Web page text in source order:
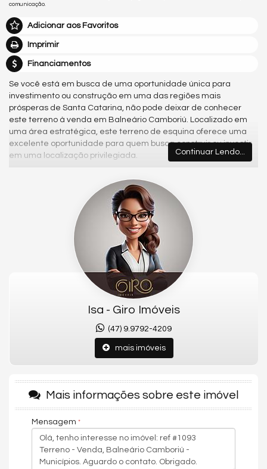
comunicação.
Adicionar aos Favoritos
Imprimir
Financiamentos
Se você está em busca de uma oportunidade única para
investimento ou construção em uma das regiões mais
prósperas de Santa Catarina, não pode deixar de conhecer
este terreno à venda em Balneário Camboriú. Localizado em
uma área estratégica, este terreno de esquina oferece uma
excelente oportunidade para quem busca construir ou investir
em uma localização privilegiada.
Continuar Lendo...
Isa - Giro Imóveis
(47) 9.9792-4209
mais imóveis
Mais informações sobre este imóvel
Mensagem